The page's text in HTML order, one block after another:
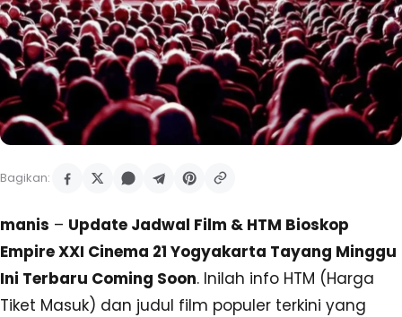
Bagikan:
manis – Update Jadwal Film & HTM Bioskop
Empire XXI Cinema 21 Yogyakarta Tayang Minggu
Ini Terbaru Coming Soon. Inilah info HTM (Harga
Tiket Masuk) dan judul film populer terkini yang